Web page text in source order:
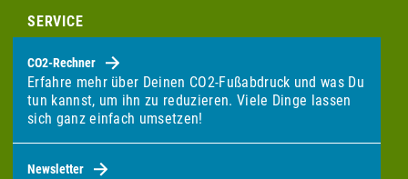
SERVICE
CO2-Rechner
Erfahre mehr über Deinen CO2-Fußabdruck und was Du
tun kannst, um ihn zu reduzieren. Viele Dinge lassen
sich ganz einfach umsetzen!
Newsletter